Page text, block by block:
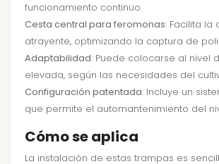
funcionamiento continuo.
Cesta central para feromonas: Facilita la
atrayente, optimizando la captura de
Adaptabilidad: Puede colocarse al nivel
elevada, según las necesidades del
Configuración patentada: Incluye un
que permite el automantenimiento del
Cómo se aplica
La instalación de estas trampas es